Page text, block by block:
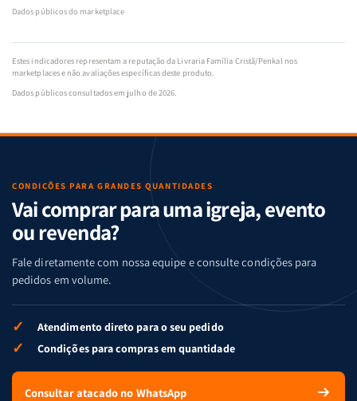
Dados públicos do marketplace
Estes indicadores representam a reputação da Livraria Família Cristã/Penkal nos
marketplaces e não avaliações específicas deste produto.
Dados públicos consultados em julho de 2026.
CONDIÇÕES PARA GRANDES QUANTIDADES
Vai comprar para uma igreja, evento
ou revenda?
Fale diretamente com nossa equipe e consulte condições para
pedidos em volume.
✓ Atendimento direto para o seu pedido
✓ Condições para compras em quantidade
Consultar atacado no WhatsApp